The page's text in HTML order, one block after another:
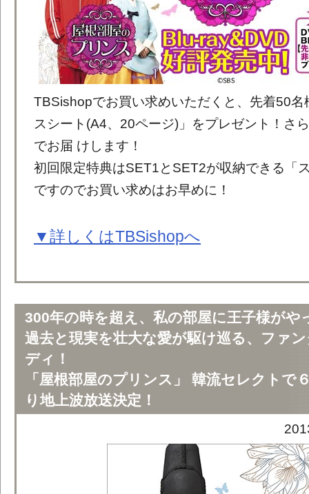
TBSishopでお買い求めいただくと、先着50名
スシート(A4、20ページ)」をプレゼント！さ
でお届 けします！
初回限定特典はSET1とSET2が収納できる「
ですのでお買い求めはお早めに！
▼詳しくはTBSishopへ
300年の時を超え、私の部屋に王子様がや
過去と現実を壮大な愛が駆け巡る、ファ
ディ！
「屋根部屋のプリンス」 韓流セレクトで
り地上波放送決定！